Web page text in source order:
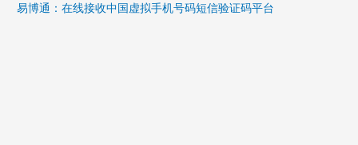
易博通：在线接收中国虚拟手机号码短信验证码平台